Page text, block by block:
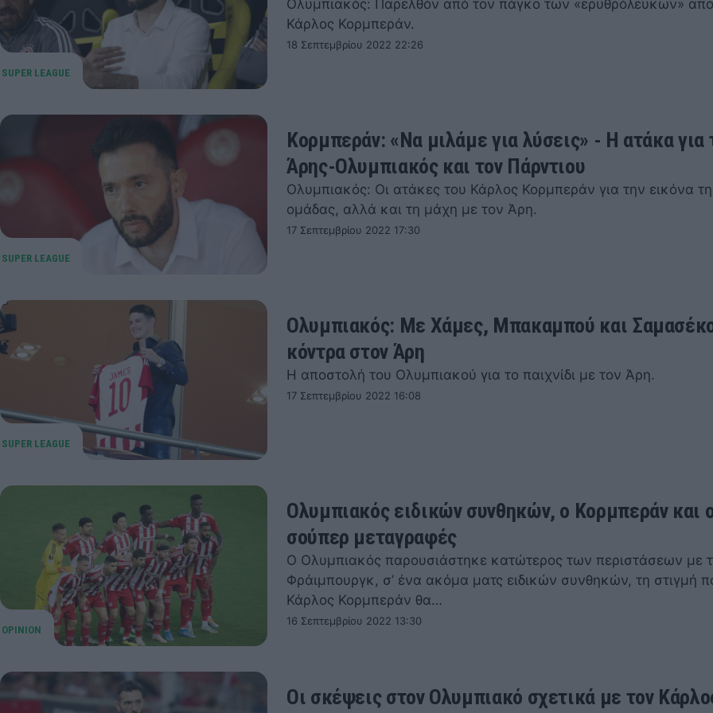
Ολυμπιακός: Παρελθόν από τον πάγκο των «ερυθρόλευκων»
Κάρλος Κορμπεράν.
18 Σεπτεμβρίου 2022 22:26
Κορμπεράν: «Να μιλάμε για λύσεις» - Η ατάκα για
Άρης-Ολυμπιακός και τον Πάρντιου
Ολυμπιακός: Οι ατάκες του Κάρλος Κορμπεράν για την εικόνα
ομάδας, αλλά και τη μάχη με τον Άρη.
17 Σεπτεμβρίου 2022 17:30
Ολυμπιακός: Με Χάμες, Μπακαμπού και
κόντρα στον Άρη
Η αποστολή του Ολυμπιακού για το παιχνίδι με τον Άρη.
17 Σεπτεμβρίου 2022 16:08
Ολυμπιακός ειδικών συνθηκών, ο Κορμπεράν και
σούπερ μεταγραφές
Ο Ολυμπιακός παρουσιάστηκε κατώτερος των περιστάσεων με
Φράιμπουργκ, σ’ ένα ακόμα ματς ειδικών συνθηκών, τη στιγμή
Κάρλος Κορμπεράν θα…
16 Σεπτεμβρίου 2022 13:30
Οι σκέψεις στον Ολυμπιακό σχετικά με τον